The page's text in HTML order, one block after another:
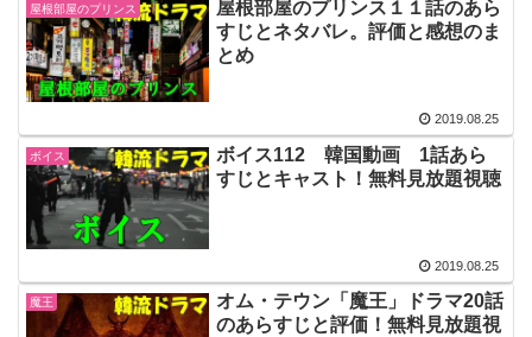
屋根部屋のプリンス
屋根部屋のプリンス１１話のあら
すじとネタバレ。評価と感想のま
とめ
2019.08.25
ボイス
ボイス112 韓国動画 1話あら
すじとキャスト！無料見放題視聴
2019.08.25
魔王
オム・テウン「魔王」ドラマ20話
のあらすじと評価！無料見放題視